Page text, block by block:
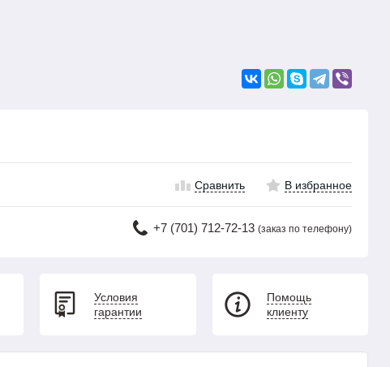
Сравнить В избранное
+7 (701) 712-72-13 (заказ по телефону)
Условия
гарантии
Помощь
клиенту